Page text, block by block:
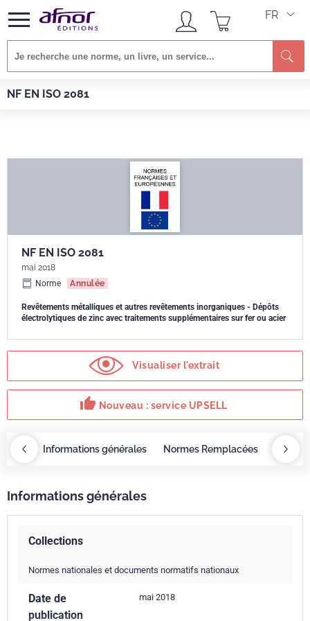
FR
NF EN ISO 2081
Afnor EDITIONS Normes
NF EN ISO 2081
mai 2018
Norme
Annulée
Revêtements métalliques et autres revêtements inorganiques - Dépôts
électrolytiques de zinc avec traitements supplémentaires sur fer ou acier
Visualiser l'extrait
thumb_up Nouveau : service UPSELL
Informations générales Normes Remplacées
Informations générales
Collections
Normes nationales et documents normatifs nationaux
Date de
publication
mai 2018